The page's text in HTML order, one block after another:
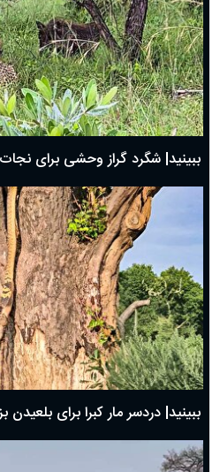
ببینید| شگرد گراز وحشی برای
ببینید| دردسر مار کبرا برای بلعیدن